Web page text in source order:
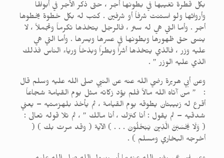
بكل قطرة تغيبها في بطونها أجر ، حتى ذكر الأجر في أبوالها
وأرواثها ولو استنت شرفاً أو شرفين . كتب له بكل خطوة يخطوها
أجر . وأما التي هي له ستر ، فالرجل يتخذها تكرماً وتجملاً ، لا
ينسى حق ظهورها وبطونها في عسرها ويسرها . وأما التي هي
عليه وزر ، فالذي يتخذها أشراً وبطراً وبذخاً ورياء الناس فذلك
الذي عليه الوزر ” .
وعن أبي هريرة رضي الله عنه عن النبي صلى الله عليه وسلم قال
: ” من آتاه الله مالاً فلم يؤد زكاته مثل يوم القيامة شجاعاً
أقرع له زبيبتان يطوقه يوم القيامة ، ثم يأخذ بلهزمتيه – يعني
شدقيه – ثم يقول : أنا كنزك ، أنا مالك ” ، ثم تلا قوله تعالى :
( وَلَا يَحْسَبَنَّ الَّذِينَ يَبْخَلُونَ . . . ) الآية ( وقد مرت بك ) (
أخرجه البخاري ومسلم ) .